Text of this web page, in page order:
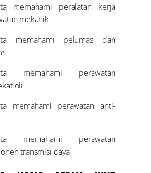
memahami peralatan kerja
mekanik
memahami pelumas dan
memahami perawatan
oli
memahami perawatan anti-
memahami perawatan
transmisi daya